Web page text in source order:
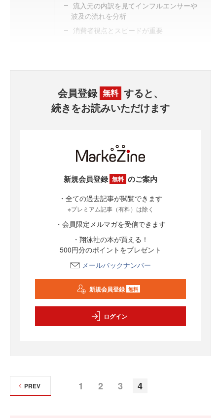
流入元の内訳を見てインフルエンサーや
波及の流れを分析
消費者視点とスピードが重要
会員登録 無料 すると、
続きをお読みいただけます
新規会員登録 無料 のご案内
・全ての過去記事が閲覧できます
※プレミアム記事（有料）は除く
・会員限定メルマガを受信できます
・翔泳社の本が買える！
500円分のポイントをプレゼント
メールバックナンバー
新規会員登録 無料
ログイン
1 2 3 4
PREV